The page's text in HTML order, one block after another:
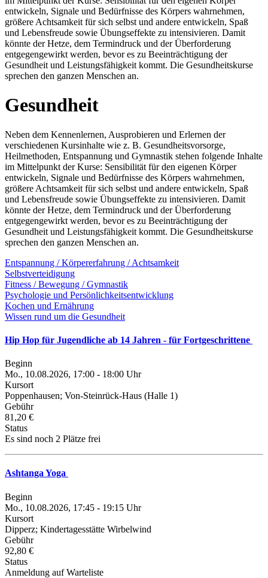
entwickeln, Signale und Bedürfnisse des Körpers wahrnehmen,
größere Achtsamkeit für sich selbst und andere entwickeln, Spaß
und Lebensfreude sowie Übungseffekte zu intensivieren. Damit
könnte der Hetze, dem Termindruck und der Überforderung
entgegengewirkt werden, bevor es zu Beeinträchtigung der
Gesundheit und Leistungsfähigkeit kommt. Die Gesundheitskurse
sprechen den ganzen Menschen an.
Gesundheit
Neben dem Kennenlernen, Ausprobieren und Erlernen der
verschiedenen Kursinhalte wie z. B. Gesundheitsvorsorge,
Heilmethoden, Entspannung und Gymnastik stehen folgende Inhalte
im Mittelpunkt der Kurse: Sensibilität für den eigenen Körper
entwickeln, Signale und Bedürfnisse des Körpers wahrnehmen,
größere Achtsamkeit für sich selbst und andere entwickeln, Spaß
und Lebensfreude sowie Übungseffekte zu intensivieren. Damit
könnte der Hetze, dem Termindruck und der Überforderung
entgegengewirkt werden, bevor es zu Beeinträchtigung der
Gesundheit und Leistungsfähigkeit kommt. Die Gesundheitskurse
sprechen den ganzen Menschen an.
Entspannung / Körpererfahrung / Achtsamkeit
Selbstverteidigung
Fitness / Bewegung / Gymnastik
Psychologie und Persönlichkeitsentwicklung
Kochen und Ernährung
Wissen rund um die Gesundheit
Hip Hop für Jugendliche ab 14 Jahren - für Fortgeschrittene
Beginn
Mo., 10.08.2026, 17:00 - 18:00 Uhr
Kursort
Poppenhausen; Von-Steinrück-Haus (Halle 1)
Gebühr
81,20 €
Status
Es sind noch 2 Plätze frei
Ashtanga Yoga
Beginn
Mo., 10.08.2026, 17:45 - 19:15 Uhr
Kursort
Dipperz; Kindertagesstätte Wirbelwind
Gebühr
92,80 €
Status
Anmeldung auf Warteliste